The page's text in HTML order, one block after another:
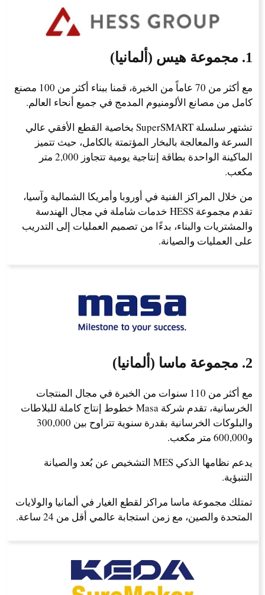
1. مجموعة هيس (ألمانيا)
مع أكثر من 70 عاماً من الخبرة، قمنا ببناء أكثر من 100 مصنع
كامل من مصانع الألومنيوم المدمج في جميع أنحاء العالم.
تشتهر سلسلة SuperSMART بخاصية القطع الأفقي عالي
السرعة والمعالجة بالبخار المؤتمتة بالكامل، حيث تتميز
الماكينة الواحدة بطاقة إنتاجية يومية تتجاوز 2,000 متر
مكعب.
من خلال المراكز الفنية في أوروبا وأمريكا الشمالية وآسيا،
تقدم مجموعة HESS خدمات شاملة في مجال الهندسة
والمشتريات والبناء، بدءًا من تصميم العمليات إلى التدريب
على العمليات والصيانة.
2. مجموعة ماسا (ألمانيا)
مع أكثر من 110 سنوات من الخبرة في مجال المنتجات
الخرسانية، تقدم شركة Masa خطوط إنتاج كاملة للبلاطات
والبلوكات الخرسانية بقدرة سنوية تتراوح بين 300,000
و600,000 متر مكعب.
يدعم نظامها الذكي MES التشخيص عن بُعد والصيانة
التنبؤية.
تمتلك مجموعة ماسا مراكز لقطع الغيار في ألمانيا والولايات
المتحدة والصين، مع زمن استجابة عالمي أقل من 24 ساعة.